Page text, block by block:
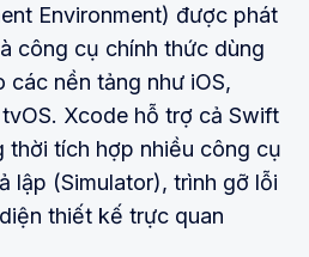
Environment) được phát
công cụ chính thức dùng
nền tảng như iOS,
Xcode hỗ trợ cả Swift
thời tích hợp nhiều công cụ
lập (Simulator), trình gỡ lỗi
thiết kế trực quan